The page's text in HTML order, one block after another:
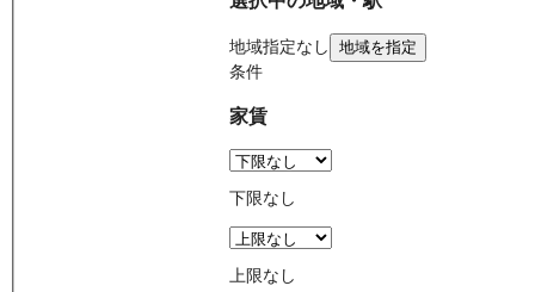
地域指定なし 地域を指定
条件
家賃
下限なし
上限なし